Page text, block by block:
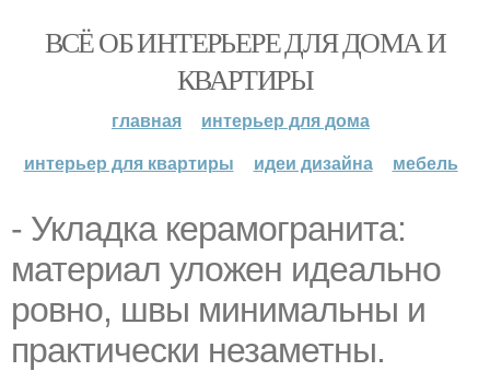
ВСЁ ОБ ИНТЕРЬЕРЕ ДЛЯ ДОМА И
КВАРТИРЫ
главная
интерьер для дома
интерьер для квартиры
идеи дизайна мебель
- Укладка керамогранита:
материал уложен идеально
ровно, швы минимальны и
практически незаметны.